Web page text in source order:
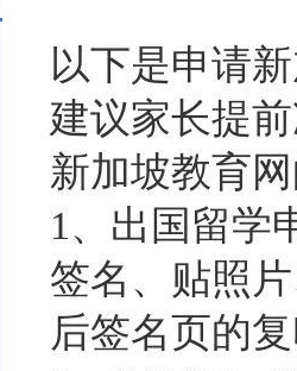
以下是申请
建议家长提
新加坡教育
1、出国留学
签名、贴照
后签名页的